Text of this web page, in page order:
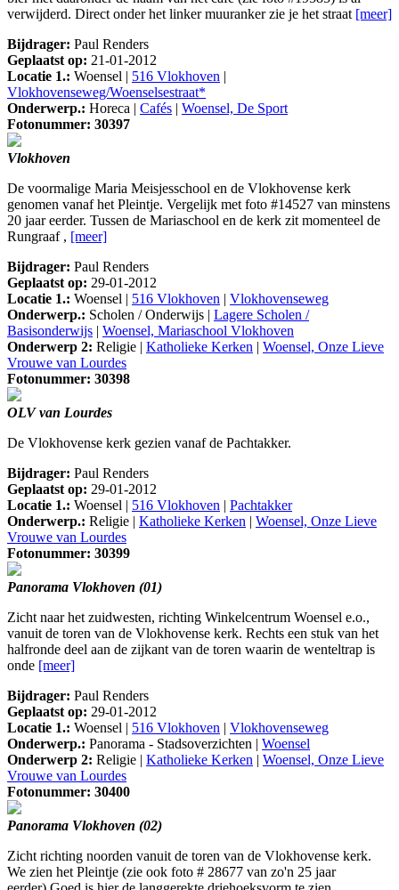
verwijderd. Direct onder het linker muuranker zie je het straat [meer]
Bijdrager: Paul Renders
Geplaatst op: 21-01-2012
Locatie 1.: Woensel | 516 Vlokhoven |
Vlokhovenseweg/Woenselsestraat*
Onderwerp.: Horeca | Cafés | Woensel, De Sport
Fotonummer: 30397
Vlokhoven
De voormalige Maria Meisjesschool en de Vlokhovense kerk
genomen vanaf het Pleintje. Vergelijk met foto #14527 van minstens
20 jaar eerder. Tussen de Mariaschool en de kerk zit momenteel de
Rungraaf , [meer]
Bijdrager: Paul Renders
Geplaatst op: 29-01-2012
Locatie 1.: Woensel | 516 Vlokhoven | Vlokhovenseweg
Onderwerp.: Scholen / Onderwijs | Lagere Scholen /
Basisonderwijs | Woensel, Mariaschool Vlokhoven
Onderwerp 2: Religie | Katholieke Kerken | Woensel, Onze Lieve
Vrouwe van Lourdes
Fotonummer: 30398
OLV van Lourdes
De Vlokhovense kerk gezien vanaf de Pachtakker.
Bijdrager: Paul Renders
Geplaatst op: 29-01-2012
Locatie 1.: Woensel | 516 Vlokhoven | Pachtakker
Onderwerp.: Religie | Katholieke Kerken | Woensel, Onze Lieve
Vrouwe van Lourdes
Fotonummer: 30399
Panorama Vlokhoven (01)
Zicht naar het zuidwesten, richting Winkelcentrum Woensel e.o.,
vanuit de toren van de Vlokhovense kerk. Rechts een stuk van het
halfronde deel aan de zijkant van de toren waarin de wenteltrap is
onde [meer]
Bijdrager: Paul Renders
Geplaatst op: 29-01-2012
Locatie 1.: Woensel | 516 Vlokhoven | Vlokhovenseweg
Onderwerp.: Panorama - Stadsoverzichten | Woensel
Onderwerp 2: Religie | Katholieke Kerken | Woensel, Onze Lieve
Vrouwe van Lourdes
Fotonummer: 30400
Panorama Vlokhoven (02)
Zicht richting noorden vanuit de toren van de Vlokhovense kerk.
We zien het Pleintje (zie ook foto # 28677 van zo'n 25 jaar